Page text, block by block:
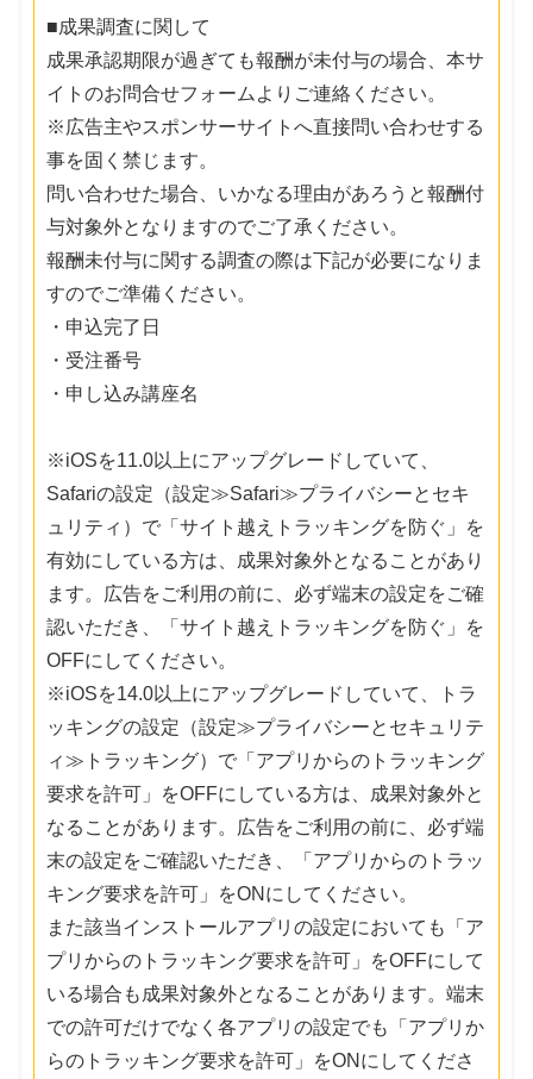
■成果調査に関して
成果承認期限が過ぎても報酬が未付与の場合、本サ
イトのお問合せフォームよりご連絡ください。
※広告主やスポンサーサイトへ直接問い合わせする
事を固く禁じます。
問い合わせた場合、いかなる理由があろうと報酬付
与対象外となりますのでご了承ください。
報酬未付与に関する調査の際は下記が必要になりま
すのでご準備ください。
・申込完了日
・受注番号
・申し込み講座名
※iOSを11.0以上にアップグレードしていて、
Safariの設定（設定≫Safari≫プライバシーとセキ
ュリティ）で「サイト越えトラッキングを防ぐ」を
有効にしている方は、成果対象外となることがあり
ます。広告をご利用の前に、必ず端末の設定をご確
認いただき、「サイト越えトラッキングを防ぐ」を
OFFにしてください。
※iOSを14.0以上にアップグレードしていて、トラ
ッキングの設定（設定≫プライバシーとセキュリテ
ィ≫トラッキング）で「アプリからのトラッキング
要求を許可」をOFFにしている方は、成果対象外と
なることがあります。広告をご利用の前に、必ず端
末の設定をご確認いただき、「アプリからのトラッ
キング要求を許可」をONにしてください。
また該当インストールアプリの設定においても「ア
プリからのトラッキング要求を許可」をOFFにして
いる場合も成果対象外となることがあります。端末
での許可だけでなく各アプリの設定でも「アプリか
らのトラッキング要求を許可」をONにしてくださ